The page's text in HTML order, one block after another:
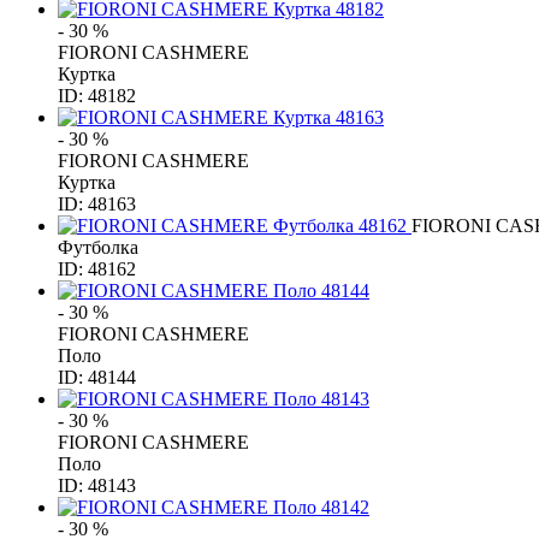
- 30 %
FIORONI CASHMERE
Куртка
ID: 48182
- 30 %
FIORONI CASHMERE
Куртка
ID: 48163
FIORONI
Футболка
ID: 48162
- 30 %
FIORONI CASHMERE
Поло
ID: 48144
- 30 %
FIORONI CASHMERE
Поло
ID: 48143
- 30 %